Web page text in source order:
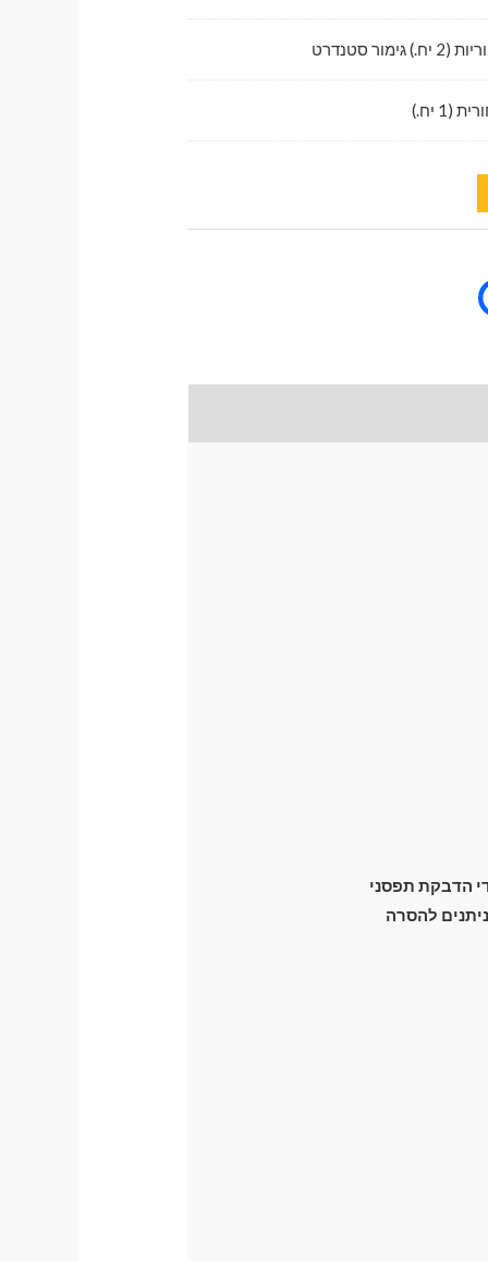
סטנדרט
(1 יח.)
הדבקת תפסני
מכני לרכב) וניתנים להסרה